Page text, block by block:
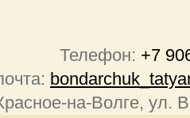
Телефон: +7
на-Волге, ул.